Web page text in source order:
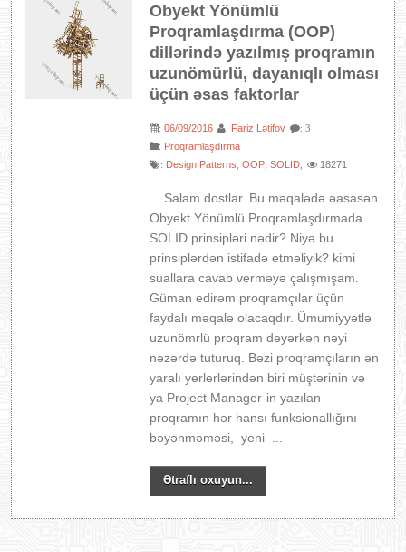
PROQRAMLAR
AVADANLIQLAR
IT LÜĞƏT
Obyekt Yönümlü
Proqramlaşdırma (OOP)
dillərində yazılmış proqramın
uzunömürlü, dayanıqlı olması
üçün əsas faktorlar
:06/09/2016 : Fariz Lətifov : 3
: Proqramlaşdırma
: Design Patterns ,OOP ,SOLID 18271
Salam dostlar. Bu məqalədə əasasən
Obyekt Yönümlü Proqramlaşdırmada
SOLID prinsipləri nədir? Niyə bu
prinsiplərdən istifadə etməliyik? kimi
suallara cavab verməyə çalışmışam.
Güman edirəm proqramçılar üçün
faydalı məqalə olacaqdır. Ümumiyyətlə
uzunömrlü proqram deyərkən nəyi
nəzərdə tuturuq. Bəzi proqramçıların ən
yaralı yerlerlərindən biri müştərinin və
ya Project Manager-in yazılan
proqramın hər hansı funksionallığını
bəyənməməsi, yeni ...
Ətraflı oxuyun...